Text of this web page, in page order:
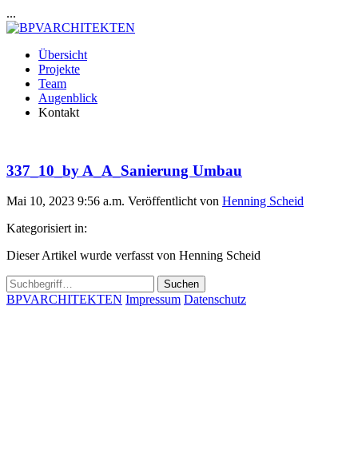
...
Übersicht
Projekte
Team
Augenblick
Kontakt
337_10_by A_A_Sanierung Umbau
Mai 10, 2023 9:56 a.m. Veröffentlicht von Henning Scheid
Kategorisiert in:
Dieser Artikel wurde verfasst von Henning Scheid
Suchen
BPVARCHITEKTEN Impressum Datenschutz